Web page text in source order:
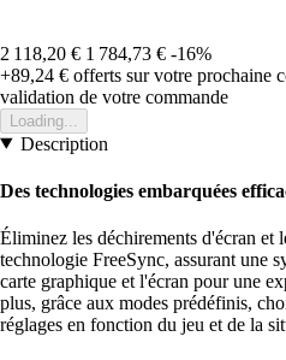
2 118,20 € 1 784,73 € -16%
+89,24 € offerts sur votre prochaine
validation de votre commande
Loading...
Description
Des technologies embarquées
Éliminez les déchirements d'écran et
technologie FreeSync, assurant une
carte graphique et l'écran pour une
plus, grâce aux modes prédéfinis,
réglages en fonction du jeu et de la